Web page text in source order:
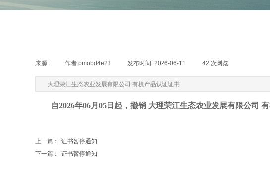
来源: 作者:pmobd4e23 发布时间: 2026-06-11 42 次浏览
大理荣江生态农业发展有限公司 有机产品认证证书
自2026年06月05日起，撤销 大理荣江生态农业发展有限公司
上一篇：
证书暂停通知
下一篇：
证书暂停通知